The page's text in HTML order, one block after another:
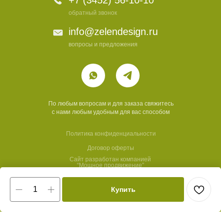
Купить
По любым вопросам и для заказа свяжитесь
с нами любым удобным для вас способом
Политика конфиденциальности
Договор оферты
Сайт разработан компанией
“Мощное продвижение”
обратный звонок
вопросы и предложения
info@zelendesign.ru